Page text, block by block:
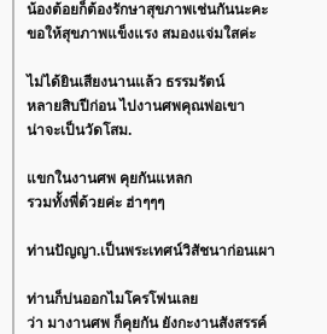
น้องต้อยก็ต้องรักษาสุขภาพเช่นกันนะคะ
ขอให้สุขภาพแข็งแรง สมองแจ่มใสค่ะ
ไม่ได้ยินเสียงนานแล้ว ธรรมรัตน์
หลายสิบปีก่อน ไปงานศพคุณพ่อเขา
น่าจะเป็นวัดโสม.
ขกในงานศพ คุยกันแหลก
รวมทั้งพี่ด้วยค่ะ ฮ่าๆๆๆ
ท่านปัญญา.เป็นพระเทศน์วิสัชนาก่อนเผา
ท่านก็บ่นออกไมโครโฟนเล
ว่า มางานศพ ก็คุยกัน ยังกะงานสังสรรค์